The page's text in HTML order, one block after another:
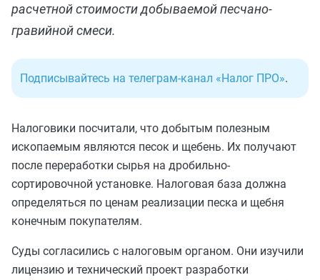
расчетной стоимости добываемой песчано-
гравийной смеси.
Подписывайтесь на телеграм-канал «Налог ПРО».
Налоговики посчитали, что добытым полезным
ископаемым являются песок и щебень. Их получают
после переработки сырья на дробильно-
сортировочной установке. Налоговая база должна
определяться по ценам реализации песка и щебня
конечным покупателям.
Суды согласились с налоговым органом. Они изучили
лицензию и технический проект разработки